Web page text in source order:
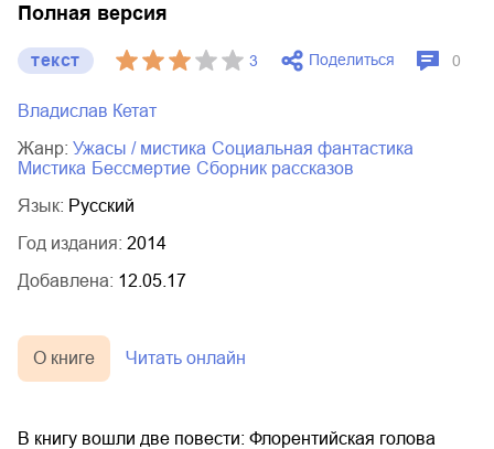
Полная версия
текст 3 Поделиться 0
Владислав Кетат
Жанр:
ужасы / мистика
социальная фантастика
мистика
бессмертие
сборник рассказов
Язык: Русский
Год издания: 2014
Добавлена: 12.05.17
О книге Читать онлайн
В книгу вошли две повести: Флорентийская голова